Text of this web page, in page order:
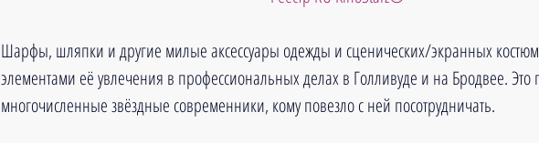
Шарфы, шляпки и другие милые аксессуары одежды и сценических/экранных
элементами её увлечения в профессиональных делах в Голливуде и на Бродвее. Это
многочисленные звёздные современники, кому повезло с ней посотрудничать.